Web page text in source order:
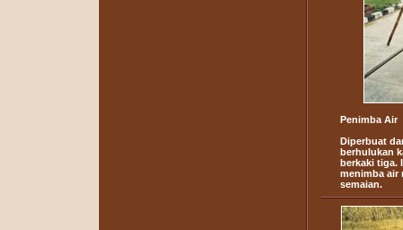
Penimba Air
Diperbuat
berhulukan
berkaki tiga.
menimba air
semaian.